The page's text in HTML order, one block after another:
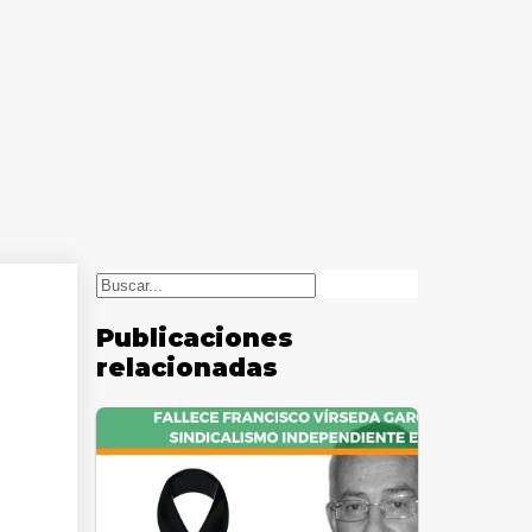
Buscar
Publicaciones
relacionadas